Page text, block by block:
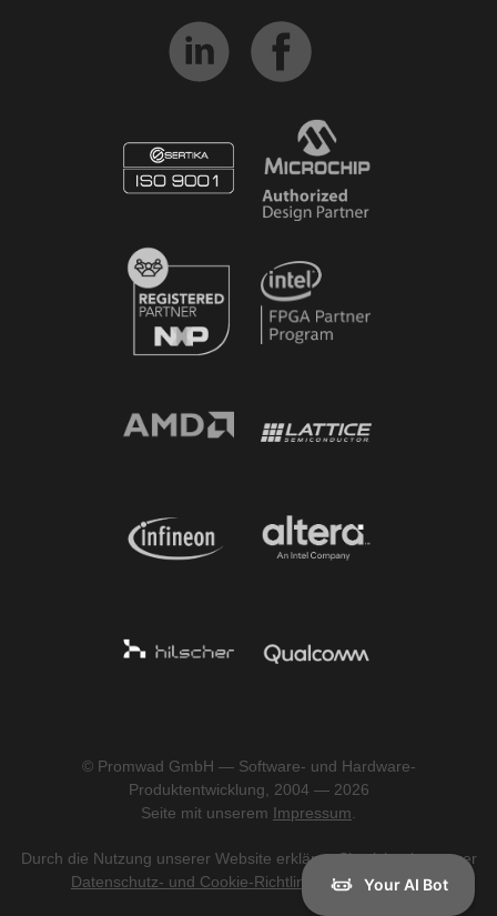
© Promwad GmbH — Software- und Hardware-
Produktentwicklung, 2004 — 2026
Seite mit unserem Impressum
Durch die Nutzung unserer Website erklären Sie sich mit unserer
Datenschutz- und Cookie-Richtlinie einverstanden .